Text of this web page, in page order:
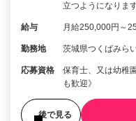
立つようになりま
給与 月給250,000円～
勤務地 茨城県つくばみら
応募資格
保育士、又は幼稚
も歓迎》
後で見る